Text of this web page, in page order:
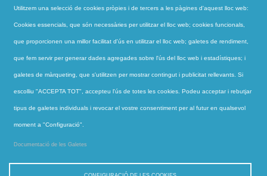
jesuites@jesuites.net
Segueix-nos a
QUI SOM
QUÈ FEM
Utilitzem una selecció de cookies pròpies i de tercers a les pàgines d'aquest lloc web:
Cookies essencials, que són necessàries per utilitzar el lloc web; cookies funcionals,
que proporcionen una millor facilitat d'ús en utilitzar el lloc web; galetes de rendiment,
que fem servir per generar dades agregades sobre l'ús del lloc web i estadístiques; i
galetes de màrqueting, que s'utilitzen per mostrar contingut i publicitat rellevants. Si
escolliu "ACCEPTA TOT", accepteu l'ús de totes les cookies. Podeu acceptar i rebutjar
tipus de galetes individuals i revocar el vostre consentiment per al futur en qualsevol
moment a "Configuració".
Documentació de les Galetes